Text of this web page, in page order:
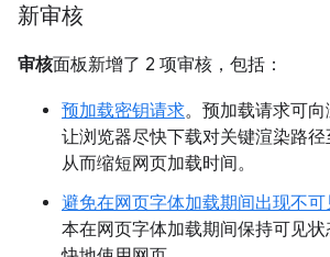
新审核
审核面板新增了 2 项审核，包括：
预加载密钥请求。预加载请求可向
让浏览器尽快下载对关键渲染路径
从而缩短网页加载时间。
避免在网页字体加载期间出现不
本在网页字体加载期间保持可见